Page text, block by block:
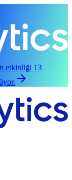
etkinliği 13